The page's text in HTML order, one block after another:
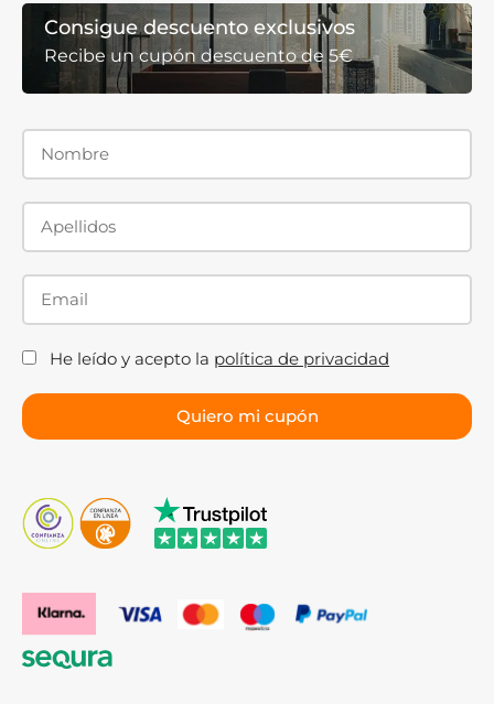
Consigue descuento exclusivos
Recibe un cupón descuento de 5€
He leído y acepto la política de privacidad